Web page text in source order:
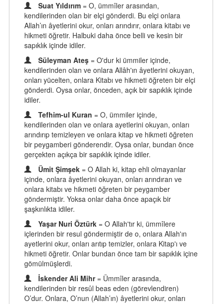
Suat Yıldırım = O, ümmîler arasından,
kendilerinden olan bir elçi gönderdi. Bu elçi onlara
Allah’ın âyetlerini okur, onları arındırır, onlara kitabı ve
hikmeti öğretir. Halbuki daha önce belli ve kesin bir
sapıklık içinde idiler.
Süleyman Ateş = O'dur ki ümmiler içinde,
kendilerinden olan ve onlara Allâh'ın âyetlerini okuyan,
onları yücelten, onlara Kitabı ve hikmeti öğreten bir elçi
gönderdi. Oysa onlar, önceden, açık bir sapıklık içinde
idiler.
Tefhim-ul Kuran = O, ümmiler içinde,
kendilerinden olan ve onlara ayetlerini okuyan, onları
arındırıp temizleyen ve onlara kitap ve hikmeti öğreten
bir peygamberi gönderendir. Oysa onlar, bundan önce
gerçekten açıkça bir sapıklık içinde idiler.
Ümit Şimşek = O Allah ki, kitap ehli olmayanlar
içinde, onlara âyetlerini okuyan, onları arındıran ve
onlara kitabı ve hikmeti öğreten bir peygamber
göndermiştir. Yoksa onlar daha önce apaçık bir
şaşkınlıkta idiler.
Yaşar Nuri Öztürk = O Allah'tır ki, ümmîlere
içlerinden bir resul göndermiştir de o, onlara Allah'ın
ayetlerini okur, onları arıtıp temizler, onlara Kitap'ı ve
hikmeti öğretir. Onlar bundan önce tam bir sapıklık içine
gömülmüşlerdi.
İskender Ali Mihr = Ümmîler arasında,
kendilerinden bir resûl beas eden (görevlendiren)
O’dur. Onlara, O’nun (Allah’ın) âyetlerini okur, onları